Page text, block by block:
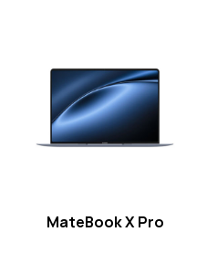
سلسلة MateBook
MateBook X Pro